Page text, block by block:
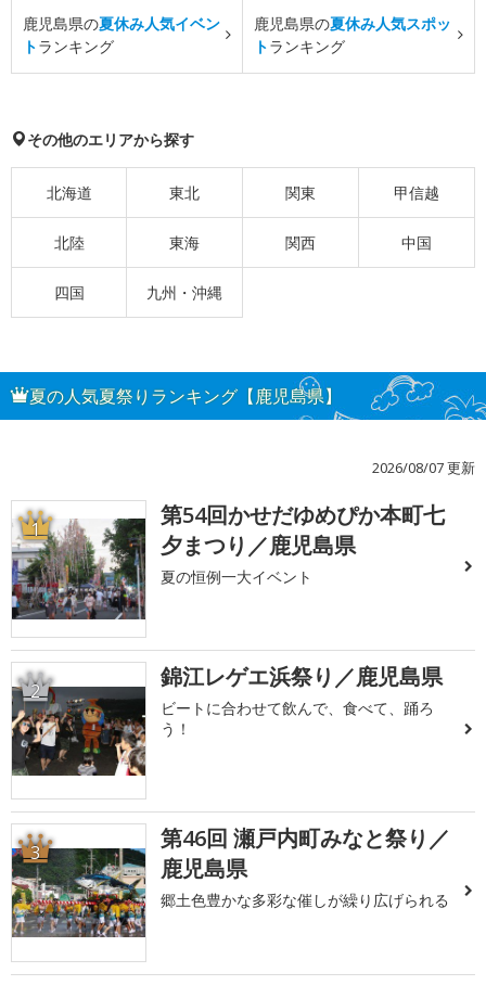
鹿児島県の夏休み人気イベン
トランキング
鹿児島県の夏休み人気スポッ
トランキング
その他のエリアから探す
北海道 東北 関東 甲信越
北陸 東海 関西 中国
四国 九州・沖縄
夏の人気夏祭りランキング【鹿児島県】
2026/08/07 更新
1
第54回かせだゆめぴか本町七
夕まつり／鹿児島県
夏の恒例一大イベント
2 錦江レゲエ浜祭り／鹿児島県
ビートに合わせて飲んで、食べて、踊ろ
う！
3
第46回 瀬戸内町みなと祭り／
鹿児島県
郷土色豊かな多彩な催しが繰り広げられる